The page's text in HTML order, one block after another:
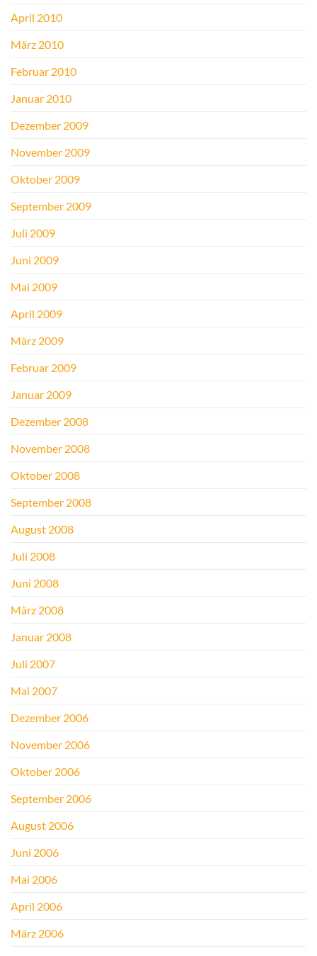
April 2010
März 2010
Februar 2010
Januar 2010
Dezember 2009
November 2009
Oktober 2009
September 2009
Juli 2009
Juni 2009
Mai 2009
April 2009
März 2009
Februar 2009
Januar 2009
Dezember 2008
November 2008
Oktober 2008
September 2008
August 2008
Juli 2008
Juni 2008
März 2008
Januar 2008
Juli 2007
Mai 2007
Dezember 2006
November 2006
Oktober 2006
September 2006
August 2006
Juni 2006
Mai 2006
April 2006
März 2006